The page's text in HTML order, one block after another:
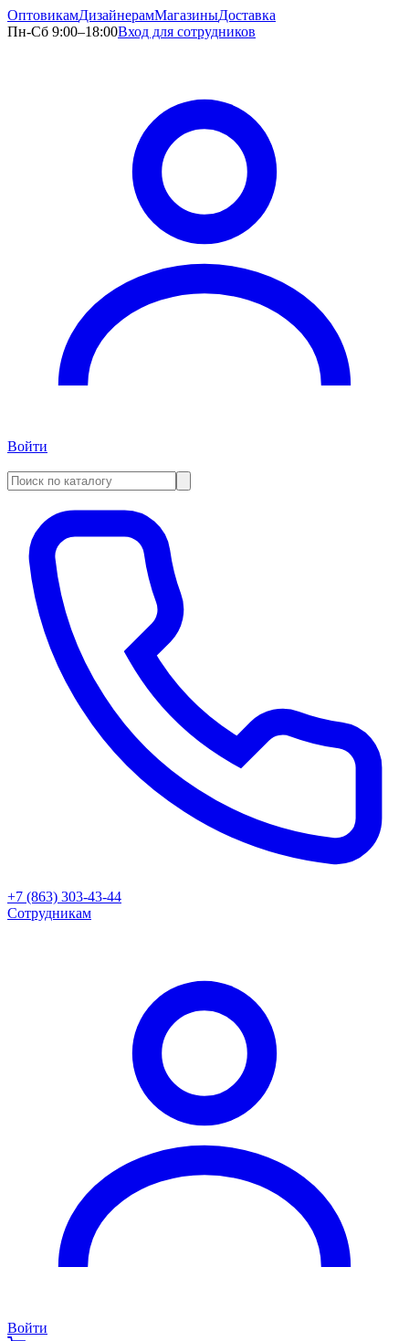
ОптовикамДизайнерамМагазиныДоставка
Пн-Сб 9:00–18:00Вход для сотрудников
Войти
+7 (863) 303-43-44
Сотрудникам
Войти